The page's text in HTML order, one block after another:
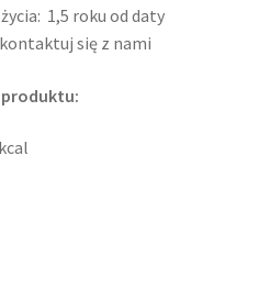
1,5 roku od daty
się z nami
produktu: